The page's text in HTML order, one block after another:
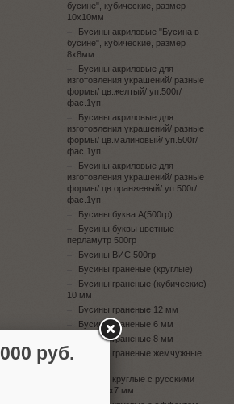
бусине", кубические, размер
10х10мм
Бусины акриловые "Бусина в
бусине", кубические, размер
8х8мм
Бусины акриловые для
изготовления украшений/ разные
формы/ цв.желтый/ уп.500г/
фас.1уп.
Бусины акриловые для
изготовления украшений/ разные
формы/ цв.малиновый/ уп.500г/
фас.1уп.
Бусины акриловые для
изготовления украшений/ разные
формы/ цв.оранжевый/ уп.500г/
фас.1уп.
Бусины буква А(500гр)
Бусины буквы цветные
перламутр 500гр
Бусины ВИС 500гр
Бусины граненые (круглые)
Бусины граненые (кубические)
10 мм
Бусины граненые 12 мм
Бусины граненые 6 мм
Бусины граненые 8 мм
Бусины граненые жемчужные
Бусины круглые с русскими
буквами 4х7 мм
руб.